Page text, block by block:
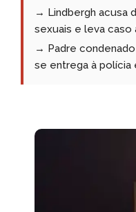
→ Lindbergh acusa
sexuais e leva caso
→ Padre
se entrega à polícia